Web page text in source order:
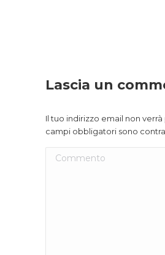
Lascia un
Il tuo indirizzo email non
campi obbligatori sono
Commento